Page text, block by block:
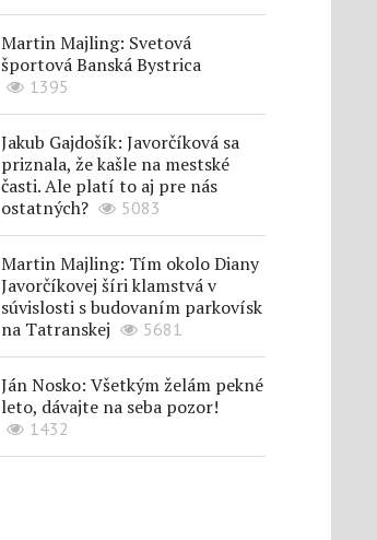
Martin Majling: Svetová
športová Banská Bystrica
1395
Jakub Gajdošík: Javorčíková sa
priznala, že kašle na mestské
časti. Ale platí to aj pre nás
ostatných?
5083
Martin Majling: Tím okolo Diany
Javorčíkovej šíri klamstvá v
súvislosti s budovaním parkovísk
na Tatranskej
5681
Ján Nosko: Všetkým želám pekné
leto, dávajte na seba pozor!
1432